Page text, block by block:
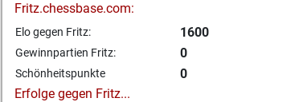
Fritz.chessbase.com:
Elo gegen Fritz: 1600
Gewinnpartien Fritz: 0
Schönheitspunkte
0
Erfolge gegen Fritz...